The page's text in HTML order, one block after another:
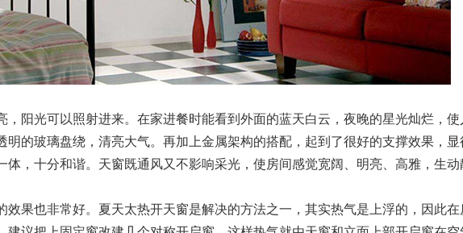
光可以照射进来。在家进餐时能看到外面的蓝天白云，夜晚的星光灿烂，使
玻璃盘绕，清亮大气。再加上金属架构的搭配，起到了很好的支撑效果，
，十分和谐。天窗既通风又不影响采光，使房间感觉宽阔、明亮、高雅，生
也非常好。夏天太热开天窗是解决的方法之一，其实热气是上浮的，因此在